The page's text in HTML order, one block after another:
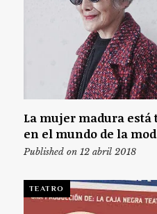
La mujer madura
en el mundo de la
Published on 12 abril 2018
TEATRO